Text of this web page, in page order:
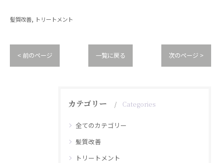
髪質改善 トリートメント
< 前のページ 一覧に戻る 次のページ >
カテゴリー Categories
全てのカテゴリー
髪質改善
トリートメント